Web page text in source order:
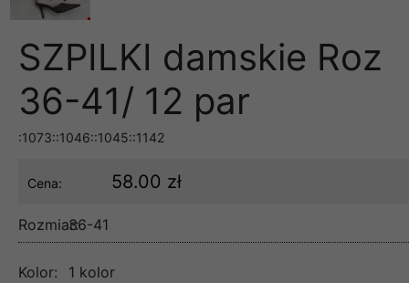
SZPILKI damskie Roz
36-41/ 12 par
:1073::1046::1045::1142
Cena: 58.00 zł
Rozmiar:36-41
Kolor: 1 kolor